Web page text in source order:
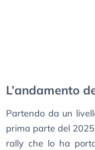
L’andamento
Partendo da un
prima parte del
rally che lo ha